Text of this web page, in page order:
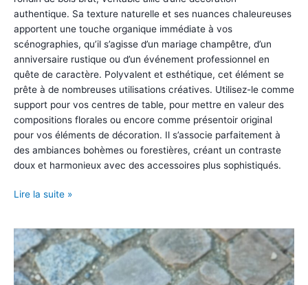
authentique. Sa texture naturelle et ses nuances chaleureuses
apportent une touche organique immédiate à vos
scénographies, qu’il s’agisse d’un mariage champêtre, d’un
anniversaire rustique ou d’un événement professionnel en
quête de caractère. Polyvalent et esthétique, cet élément se
prête à de nombreuses utilisations créatives. Utilisez-le comme
support pour vos centres de table, pour mettre en valeur des
compositions florales ou encore comme présentoir original
pour vos éléments de décoration. Il s’associe parfaitement à
des ambiances bohèmes ou forestières, créant un contraste
doux et harmonieux avec des accessoires plus sophistiqués.
Rondin
Lire la suite »